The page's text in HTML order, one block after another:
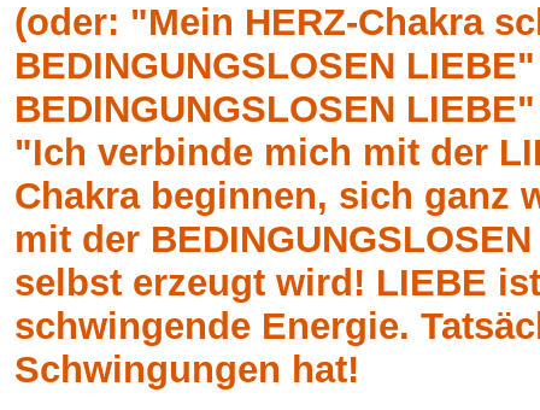
(oder: "Mein HERZ-Chakra
BEDINGUNGSLOSEN
BEDINGUNGSLOSEN
"Ich verbinde mich mit der
Chakra beginnen, sich ganz
mit der
selbst erzeugt wird! LIEBE
schwingende Energie.
Schwingungen hat!